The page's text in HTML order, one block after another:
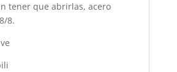
tener que abrirlas, acero
8.